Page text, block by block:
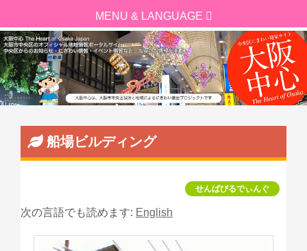
船場ビルディング
せんばびるでぃんぐ
次の言語でも読めます: English